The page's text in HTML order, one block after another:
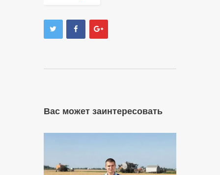
Вас может заинтересовать